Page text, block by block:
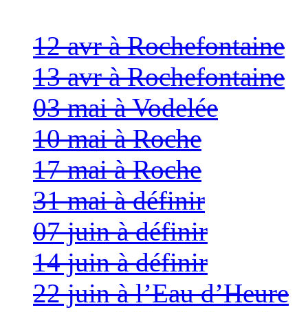
12 avr à Rochefontaine
13 avr à Rochefontaine
03 mai à Vodelée
10 mai à Roche
17 mai à Roche
31 mai à définir
07 juin à définir
14 juin à définir
22 juin à l’Eau d’Heure